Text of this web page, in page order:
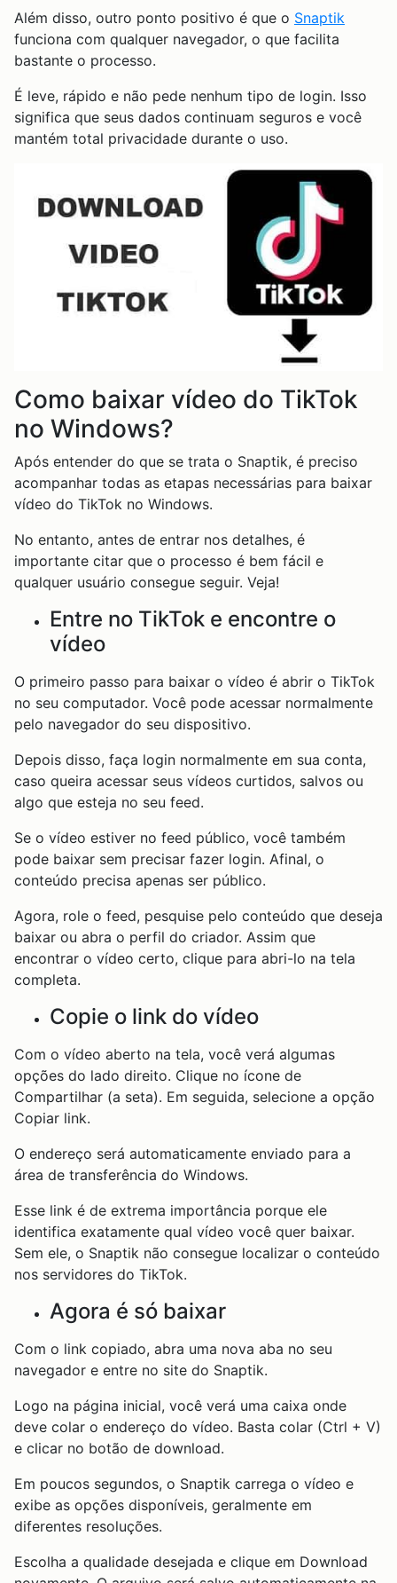
Além disso, outro ponto positivo é que o Snaptik
funciona com qualquer navegador, o que facilita
bastante o processo.
É leve, rápido e não pede nenhum tipo de login. Isso
significa que seus dados continuam seguros e você
mantém total privacidade durante o uso.
Como baixar vídeo do TikTok
no Windows?
Após entender do que se trata o Snaptik, é preciso
acompanhar todas as etapas necessárias para baixar
vídeo do TikTok no Windows.
No entanto, antes de entrar nos detalhes, é
importante citar que o processo é bem fácil e
qualquer usuário consegue seguir. Veja!
Entre no TikTok e encontre o
vídeo
O primeiro passo para baixar o vídeo é abrir o TikTok
no seu computador. Você pode acessar normalmente
pelo navegador do seu dispositivo.
Depois disso, faça login normalmente em sua conta,
caso queira acessar seus vídeos curtidos, salvos ou
algo que esteja no seu feed.
Se o vídeo estiver no feed público, você também
pode baixar sem precisar fazer login. Afinal, o
conteúdo precisa apenas ser público.
Agora, role o feed, pesquise pelo conteúdo que deseja
baixar ou abra o perfil do criador. Assim que
encontrar o vídeo certo, clique para abri-lo na tela
completa.
Copie o link do vídeo
Com o vídeo aberto na tela, você verá algumas
opções do lado direito. Clique no ícone de
Compartilhar (a seta). Em seguida, selecione a opção
Copiar link.
O endereço será automaticamente enviado para a
área de transferência do Windows.
Esse link é de extrema importância porque ele
identifica exatamente qual vídeo você quer baixar.
Sem ele, o Snaptik não consegue localizar o conteúdo
nos servidores do TikTok.
Agora é só baixar
Com o link copiado, abra uma nova aba no seu
navegador e entre no site do Snaptik.
Logo na página inicial, você verá uma caixa onde
deve colar o endereço do vídeo. Basta colar (Ctrl + V)
e clicar no botão de download.
Em poucos segundos, o Snaptik carrega o vídeo e
exibe as opções disponíveis, geralmente em
diferentes resoluções.
Escolha a qualidade desejada e clique em Download